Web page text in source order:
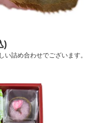
)
い詰め合わせでございます。